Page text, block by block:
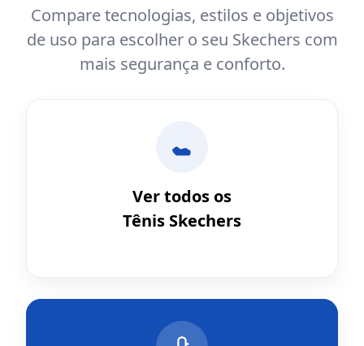
Compare tecnologias, estilos e objetivos
de uso para escolher o seu Skechers com
mais segurança e conforto.
Ver todos os
Tênis Skechers